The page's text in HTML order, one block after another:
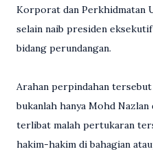
Korporat dan Perkhidmatan
selain naib presiden
bidang perundangan.
Arahan perpindahan
bukanlah hanya Mohd Nazlan
terlibat malah pertukaran
hakim-hakim di bahagian